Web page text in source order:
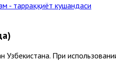
- тарраққиёт кушандаси
При